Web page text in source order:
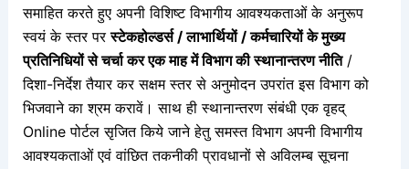
समाहित करते हुए अपनी विशिष्ट विभागीय आवश्यकताओं के अनुरूप
स्वयं के स्तर परस्टेकहोल्डर्स / लाभार्थियों / कर्मचारियों के मुख्य
प्रतिनिधियों से चर्चा कर एक माह में विभाग की स्थानान्तरण नीति/
दिशा-निर्देश तैयार कर सक्षम स्तर से अनुमोदन उपरांत इस विभाग को
भिजवाने का श्रम करावें।साथ ही स्थानान्तरण संबंधी एक वृहद्
Online पोर्टल सृजित किये जाने हेतु समस्त विभाग अपनी विभागीय
आवश्यकताओं एवं वांछित तकनीकी प्रावधानों से अविलम्ब सूचना